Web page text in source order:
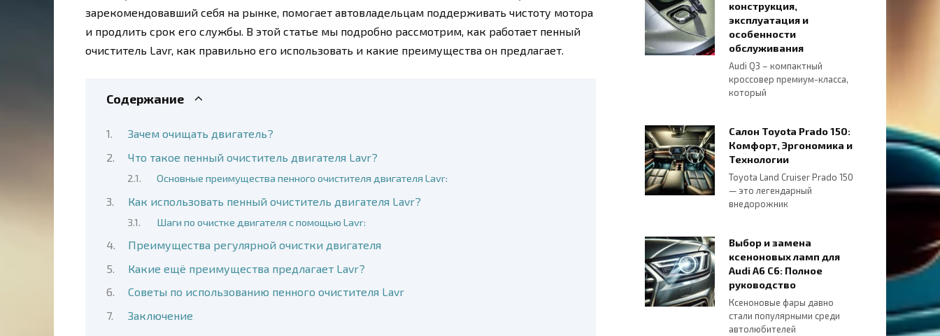
зарекомендовавший себя на рынке, помогает автовладельцам поддерживать чистоту мотора
и продлить срок его службы. В этой статье мы подробно рассмотрим, как работает пенный
очиститель Lavr, как правильно его использовать и какие преимущества он предлагает.
Содержание
Зачем очищать двигатель?
Что такое пенный очиститель двигателя Lavr?
Основные преимущества пенного очистителя двигателя Lavr:
Как использовать пенный очиститель двигателя Lavr?
Шаги по очистке двигателя с помощью Lavr:
Преимущества регулярной очистки двигателя
Какие ещё преимущества предлагает Lavr?
Советы по использованию пенного очистителя Lavr
Заключение
конструкция,
эксплуатация и
особенности
обслуживания
Audi Q3 – компактный
кроссовер премиум-класса,
который
Салон Toyota Prado 150:
Комфорт, Эргономика и
Технологии
Toyota Land Cruiser Prado 150
— это легендарный
внедорожник
Выбор и замена
ксеноновых ламп для
Audi A6 C6: Полное
руководство
Ксеноновые фары давно
стали популярными среди
автолюбителей